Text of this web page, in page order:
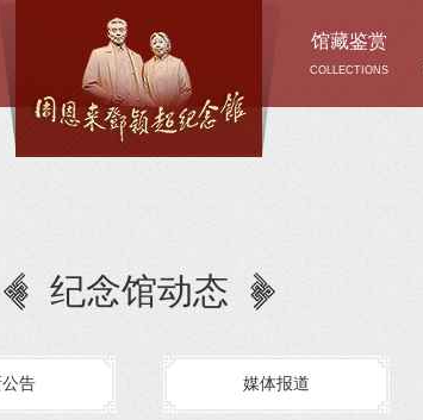
馆藏鉴赏
COLLECTIONS
纪念馆动态
告 媒体报道